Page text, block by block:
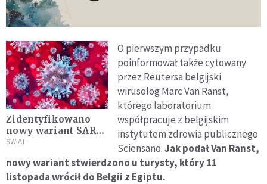
Zidentyfikowano
nowy wariant SARS-
CoV-2. Może
epidemię
ŚWIAT
O pierwszym przypadku
poinformował także cytowany
przez Reutersa belgijski
wirusolog Marc Van Ranst,
którego laboratorium
współpracuje z belgijskim
instytutem zdrowia publicznego
Sciensano.Jak podał Van Ranst,
nowy wariant stwierdzono u turysty, który 11
listopada wrócił do Belgii z Egiptu.